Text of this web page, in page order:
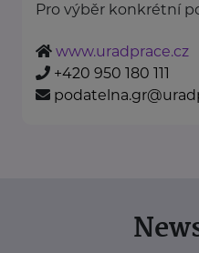
Pro výběr konkrétní
www.uradprace.cz
+420 950 180 111